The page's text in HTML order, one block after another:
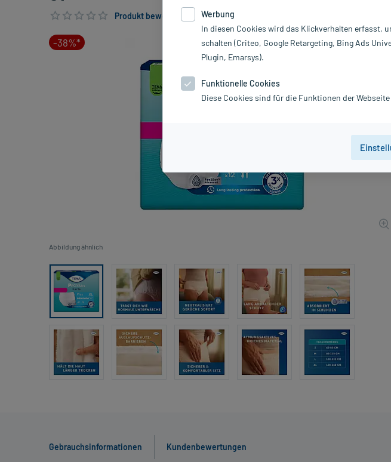
Produkt bewerten & PlusHerzen sichern
-38%*
Abbildung ähnlich
Gebrauchsinformationen Kundenbewertungen
Werbung
In diesen Cookies wird das Klickverhalten erfasst,
schalten (Criteo, Google Retargeting, Bing Ads
Plugin, Emarsys).
Funktionelle Cookies
Diese Cookies sind für die Funktionen der